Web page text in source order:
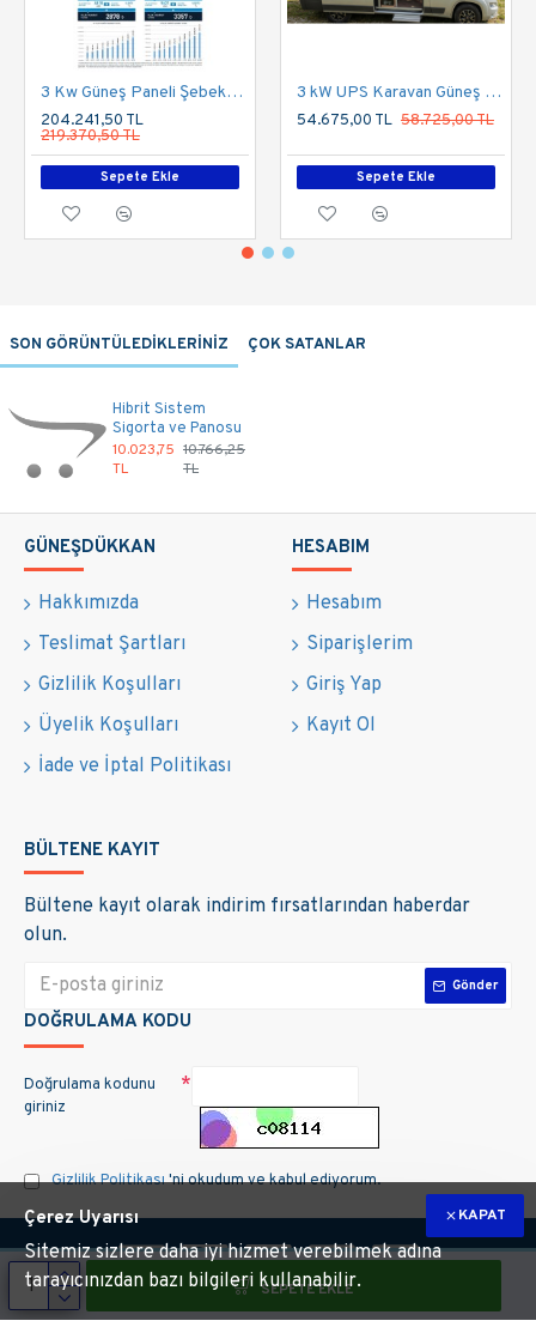
SEPETE EKLE
3 Kw Güneş Paneli Şebeke Bağlantılı Çatı Uygulaması
204.241,50 TL
219.370,50 TL
Sepete Ekle
3 kW UPS Karavan Güneş Enerji Sistemi Paketi (855Wp Panel & 300Ah Depolama)
54.675,00 TL 58.725,00 TL
Sepete Ekle
SON GÖRÜNTÜLEDİKLERİNİZ ÇOK SATANLAR
Hibrit Sistem
Sigorta ve Panosu
10.023,75
TL
10.766,25
TL
GÜNEŞDÜKKAN
Hakkımızda
Teslimat Şartları
Gizlilik Koşulları
Üyelik Koşulları
İade ve İptal Politikası
HESABIM
Hesabım
Siparişlerim
Giriş Yap
Kayıt Ol
BÜLTENE KAYIT
Bültene kayıt olarak indirim fırsatlarından haberdar
olun.
Gönder
DOĞRULAMA KODU
Doğrulama kodunu
giriniz
Gizlilik Politikası'ni okudum ve kabul ediyorum.
hakları saklıdır. Site üzerinde kullanılan markalara ait tüm materyallerin telif
KAPAT
Çerez Uyarısı
Sitemiz sizlere daha iyi hizmet verebilmek adına
tarayıcınızdan bazı bilgileri kullanabilir.